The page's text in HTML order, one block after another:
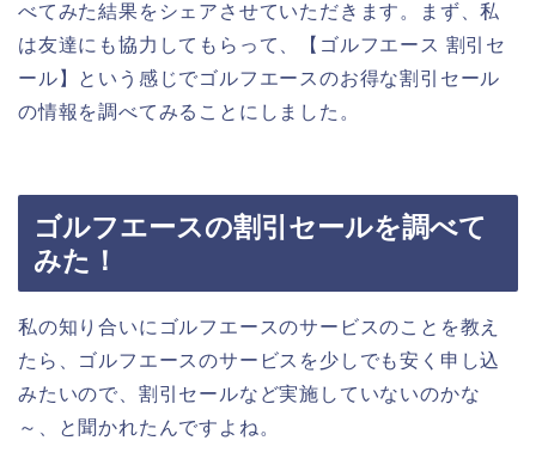
べてみた結果をシェアさせていただきます。まず、私
は友達にも協力してもらって、【ゴルフエース 割引セ
ール】という感じでゴルフエースのお得な割引セール
の情報を調べてみることにしました。
ゴルフエースの割引セールを調べて
みた！
私の知り合いにゴルフエースのサービスのことを教え
たら、ゴルフエースのサービスを少しでも安く申し込
みたいので、割引セールなど実施していないのかな
～、と聞かれたんですよね。